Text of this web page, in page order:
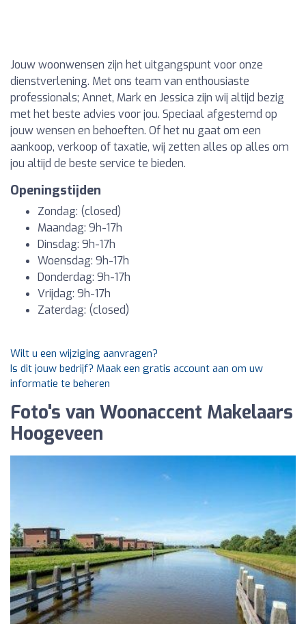
Jouw woonwensen zijn het uitgangspunt voor onze
dienstverlening. Met ons team van enthousiaste
professionals; Annet, Mark en Jessica zijn wij altijd bezig
met het beste advies voor jou. Speciaal afgestemd op
jouw wensen en behoeften. Of het nu gaat om een
aankoop, verkoop of taxatie, wij zetten alles op alles om
jou altijd de beste service te bieden.
Openingstijden
Zondag: (closed)
Maandag: 9h-17h
Dinsdag: 9h-17h
Woensdag: 9h-17h
Donderdag: 9h-17h
Vrijdag: 9h-17h
Zaterdag: (closed)
Wilt u een wijziging aanvragen?
Is dit jouw bedrijf? Maak een gratis account aan om uw
informatie te beheren
Foto's van Woonaccent Makelaars
Hoogeveen